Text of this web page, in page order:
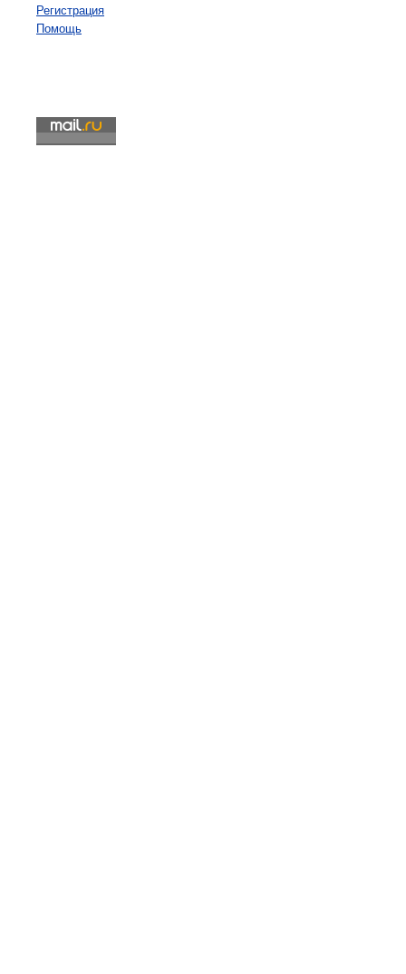
Регистрация
Помощь